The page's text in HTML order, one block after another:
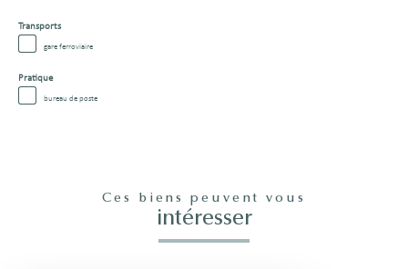
Transports
gare ferroviaire
Pratique
bureau de poste
Ces biens peuvent vous
intéresser